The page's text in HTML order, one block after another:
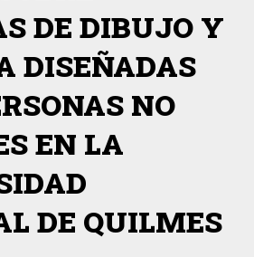
DE DIBUJO Y
DISEÑADAS
NO
EN LA
DE QUILMES